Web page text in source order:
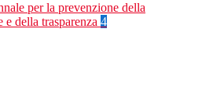
per la prevenzione della
e della trasparenza 4